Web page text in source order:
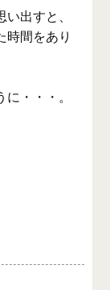
出すと、
時間をあり
・・・。